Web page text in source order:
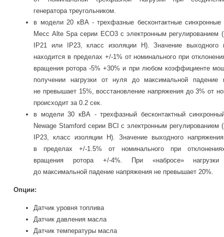
генератора треугольником.
в модели 20 кВА - трехфазные бесконтактные синхронные
Mecc Alte Spaсерии ECO3 с электронным регулированием
IP21 или IP23, класс изоляции Н). Значение выходного
находится в пределах +/-1% от номинального при
вращения ротора -5% +30% и при любом коэффициенте
получении нагрузки от нуля до максимальной падение
не превышает 15%, восстановление напряжения до 3% от
происходит за 0.2 сек.
в модели 30 кВА - трехфазный бесконтактный
Newage Stamford серии BCI с электронным регулированием
IP23, класс изоляции H). Значение выходного
в пределах +/-1.5% от номинального при
вращения ротора +/-4%. При «набросе»
до максимальной падение напряжения не превышает 20%.
Опции:
Датчик уровня топлива
Датчик давления масла
Датчик температуры масла